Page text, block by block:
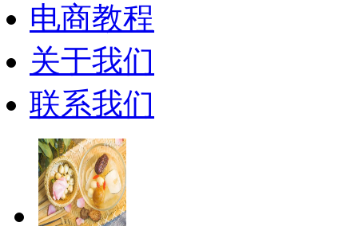
电商教程
关于我们
联系我们